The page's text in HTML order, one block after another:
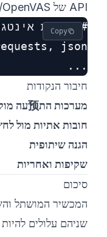
API של Nessus/OpenVAS
...
Copy
חיבור הנקודות
מערכות הת预עה מוקדמת
חובות אתיות מול
הגנה שיתופית
שקיפות ואחריות
סיכום
המכשיר המושתל
שניהם עלולים